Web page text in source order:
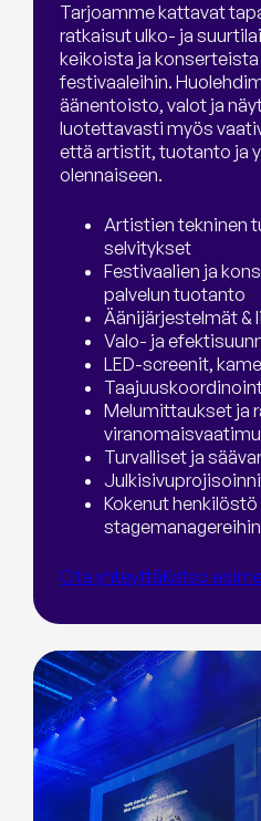
Tarjoamme kattavat
ratkaisut ulko- ja
keikoista ja
festivaaleihin.
äänentoisto, valot ja
luotettavasti myös
että artistit, tuotanto ja
olennaiseen.
Artistien tekninen
selvitykset
Festivaalien ja
palvelun tuotanto
Äänijärjestelmät &
Valo- ja
LED-screenit,
Melumittaukset ja
Turvalliset ja
Kokenut
stagemanagereihin
Ota yhteyttäKatso